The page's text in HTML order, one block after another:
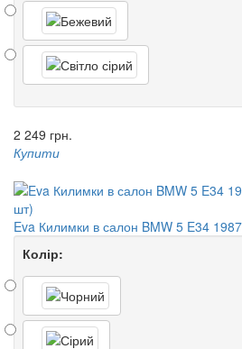
2 249 грн.
Купити
Eva Килимки в салон BMW 5 E34
Колір: